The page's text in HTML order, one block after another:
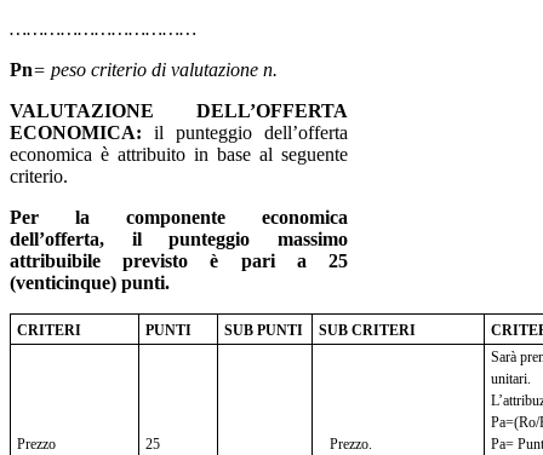
……………………………
Pn= peso criterio di valutazione n.
VALUTAZIONE DELL’OFFERTA
ECONOMICA:il punteggio dell’offerta
economica è attribuito in base al seguente
criterio.
Per la componente economica
dell’offerta, il punteggio massimo
attribuibile previsto è pari a 25
(venticinque) punti.
CRITERI PUNTI SUB PUNTI SUB CRITERI
Prezzo 25 Prezzo.
Sarà
unitari.
Pa=(Ro/
Pa=